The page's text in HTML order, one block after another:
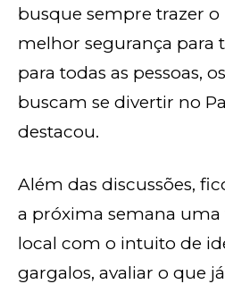
busque sempre trazer
melhor segurança para
para todas as pessoas,
buscam se divertir no
destacou.
Além das discussões,
a próxima semana uma
local com o intuito de
gargalos, avaliar o que